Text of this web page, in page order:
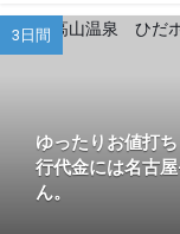
3日間
ゆったりお値
行代金には名古
ん。